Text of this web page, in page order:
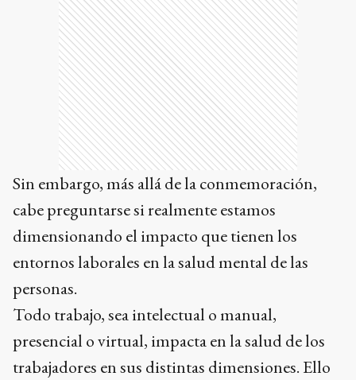
Sin embargo, más allá de la conmemoración,
cabe preguntarse si realmente estamos
dimensionando el impacto que tienen los
entornos laborales en la salud mental de las
personas.
Todo trabajo, sea intelectual o manual,
presencial o virtual, impacta en la salud de los
trabajadores en sus distintas dimensiones. Ello